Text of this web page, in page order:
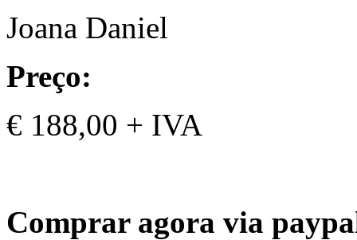
Joana Daniel
Preço:
€ 188,00 + IVA
Comprar agora via